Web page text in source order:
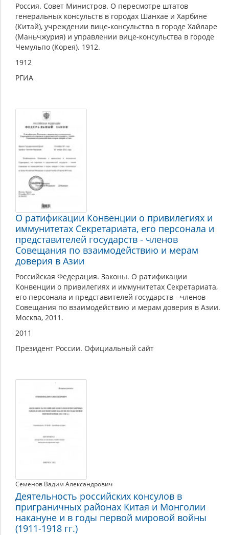
Россия. Совет Министров. О пересмотре штатов
генеральных консульств в городах Шанхае и Харбине
(Китай), учреждении вице-консульства в городе Хайларе
(Маньчжурия) и управлении вице-консульства в городе
Чемульпо (Корея). 1912.
1912
РГИА
О ратификации Конвенции о привилегиях и
иммунитетах Секретариата, его персонала и
представителей государств - членов
Совещания по взаимодействию и мерам
доверия в Азии
Российская Федерация. Законы. О ратификации
Конвенции о привилегиях и иммунитетах Секретариата,
его персонала и представителей государств - членов
Совещания по взаимодействию и мерам доверия в Азии.
Москва, 2011.
2011
Президент России. Официальный сайт
Семенов Вадим Александрович
Деятельность российских консулов в
приграничных районах Китая и Монголии
накануне и в годы первой мировой войны
(1911-1918 гг.)